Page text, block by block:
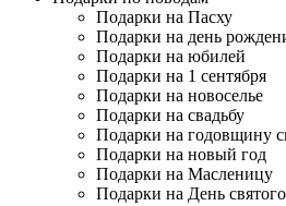
Подарки на Пасху
Подарки на день
Подарки на юбилей
Подарки на 1 сентября
Подарки на новоселье
Подарки на свадьбу
Подарки на годовщину
Подарки на новый год
Подарки на Масленицу
Подарки на День